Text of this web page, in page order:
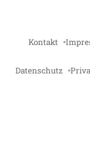
Kontakt
Datenschutz